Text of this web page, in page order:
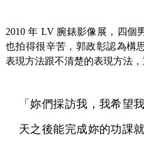
2010 年 LV 腕錶影像展，四個
也拍得很辛苦，郭政彰認為構
表現方法跟不清楚的表現方法，
「妳們採訪我，我希望
天之後能完成妳的功課